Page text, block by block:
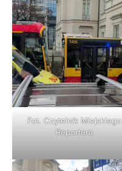
Fot. Czytelnik Miejskiego
Reportera